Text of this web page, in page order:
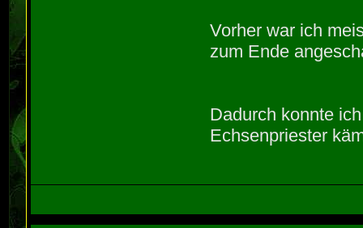
Vorher war ich
zum Ende
Dadurch konnte
Echsenpriester